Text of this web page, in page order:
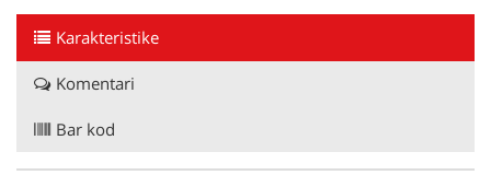
Karakteristike
Komentari
Bar kod